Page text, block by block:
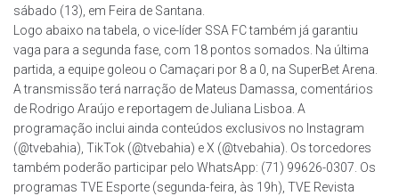
sábado (13), em Feira de Santana.
Logo abaixo na tabela, o vice-líder SSA FC também já garantiu
vaga para a segunda fase, com 18 pontos somados. Na última
partida, a equipe goleou o Camaçari por 8 a 0, na SuperBet Arena.
A transmissão terá narração de Mateus Damassa, comentários
de Rodrigo Araújo e reportagem de Juliana Lisboa. A
programação inclui ainda conteúdos exclusivos no Instagram
(@tvebahia), TikTok (@tvebahia) e X (@tvebahia). Os torcedores
também poderão participar pelo WhatsApp: (71) 99626-0307. Os
programas TVE Esporte (segunda-feira, às 19h), TVE Revista